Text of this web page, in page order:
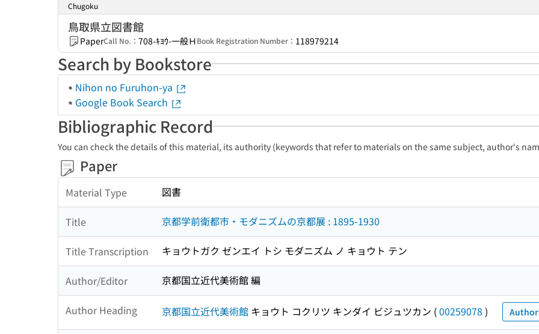
Chugoku
鳥取県立図書館
PaperCall No.： 708-ｷﾖｳ-一般ＨBook Registration Number： 118979214
Search by Bookstore
Nihon no Furuhon-ya
Google Book Search
Bibliographic Record
You can check the details of this material, its authority (keywords that refer to materials on the same subject, author's
Paper
Material Type 図書
Title 京都学前衛都市・モダニズムの京都展 : 1895-1930
Title Transcription キョウトガク ゼンエイ トシ モダニズム ノ キョウト テン
Author/Editor 京都国立近代美術館 編
Author Heading 京都国立近代美術館 キョウト コクリツ キンダイ ビジュツカン (00259078 )